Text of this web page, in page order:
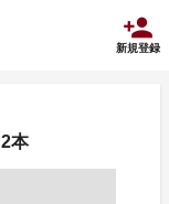
新規登録
本